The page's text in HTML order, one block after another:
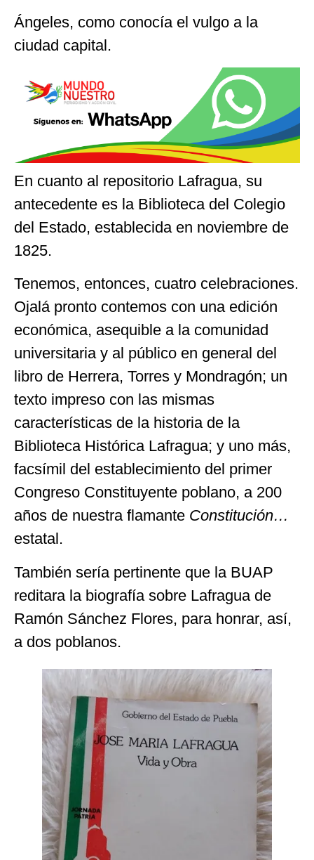
Ángeles, como conocía el vulgo a la
ciudad capital.
En cuanto al repositorio Lafragua, su
antecedente es la Biblioteca del Colegio
del Estado, establecida en noviembre de
1825.
Tenemos, entonces, cuatro celebraciones.
Ojalá pronto contemos con una edición
económica, asequible a la comunidad
universitaria y al público en general del
libro de Herrera, Torres y Mondragón; un
texto impreso con las mismas
características de la historia de la
Biblioteca Histórica Lafragua; y uno más,
facsímil del establecimiento del primer
Congreso Constituyente poblano, a 200
años de nuestra flamante Constitución…
estatal.
También sería pertinente que la BUAP
reditara la biografía sobre Lafragua de
Ramón Sánchez Flores, para honrar, así,
a dos poblanos.